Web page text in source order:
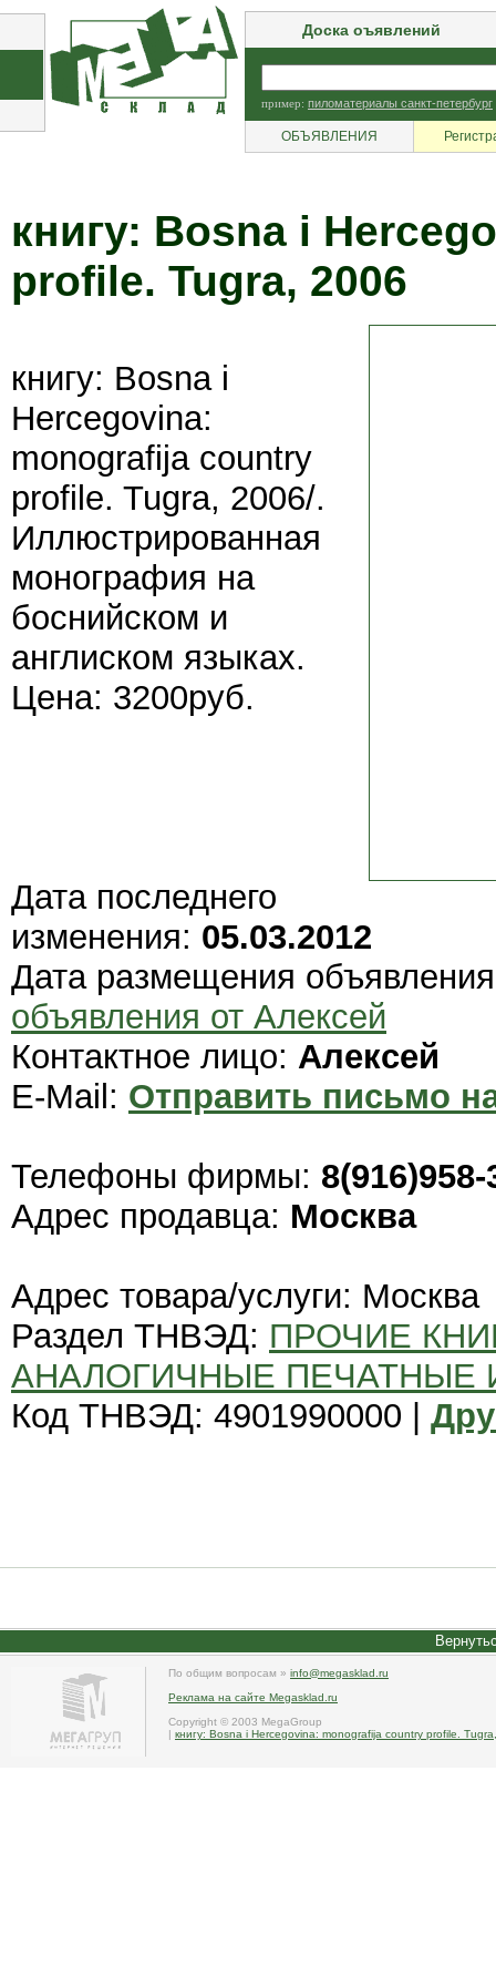
Доска оъявлений
пример: пиломатериалы санкт-петербург
ОБЪЯВЛЕНИЯ
книгу: Bosna i
profile. Tugra, 2006
книгу: Bosna i
Hercegovina:
monografija country
profile. Tugra, 2006/.
Иллюстрированная
монография на
боснийском и
англиском языках.
Цена: 3200руб.
Дата последнего
изменения: 05.03.2012
Дата размещения
объявления от Алексей
Контактное лицо: Алексей
E-Mail: Отправить письмо
Телефоны фирмы: 8(916)958-
Адрес продавца: Москва
Адрес товара/услуги: Москва
Раздел ТНВЭД: ПРОЧИЕ
АНАЛОГИЧНЫЕ
Код ТНВЭД: 4901990000 |
По общим вопросам » info@megasklad.ru
Реклама на сайте Megasklad.ru
Copyright © 2003 MegaGroup
| книгу: Bosna i Hercegovina: monografija country profile.